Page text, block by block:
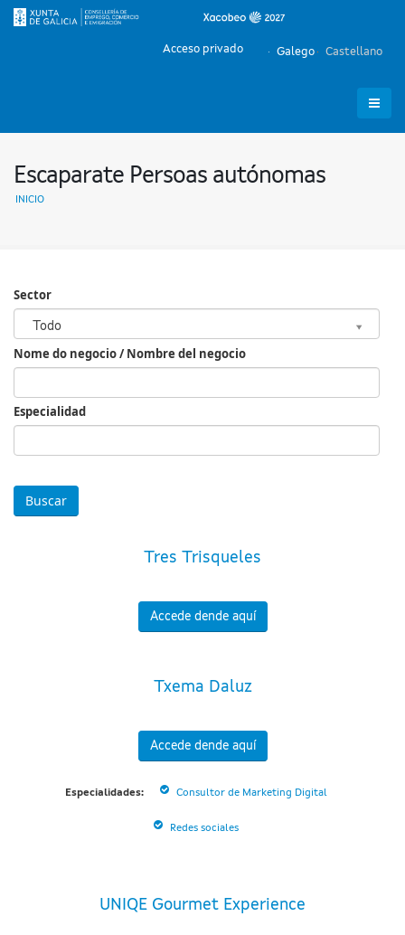
Galego Castellano
Acceso privado
Escaparate Persoas autónomas
INICIO
Sector
Todo
Sector
Nome do negocio / Nombre del negocio
Especialidad
Tres Trisqueles
Accede dende aquí
Txema Daluz
Accede dende aquí
Especialidades: Consultor de Marketing Digital
Redes sociales
UNIQE Gourmet Experience